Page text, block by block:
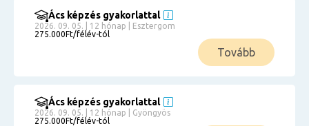
Ács képzés gyakorlattal
2026. 09. 05. | 12 hónap | Esztergom
275.000Ft/félév-tól
Tovább
Ács képzés gyakorlattal
2026. 09. 05. | 12 hónap | Gyöngyös
275.000Ft/félév-tól